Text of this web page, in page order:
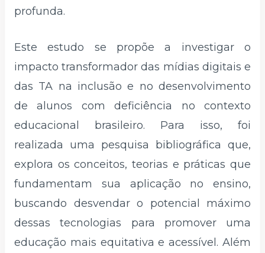
profunda.
Este estudo se propõe a investigar o
impacto transformador das mídias digitais e
das TA na inclusão e no desenvolvimento
de alunos com deficiência no contexto
educacional brasileiro. Para isso, foi
realizada uma pesquisa bibliográfica que,
explora os conceitos, teorias e práticas que
fundamentam sua aplicação no ensino,
buscando desvendar o potencial máximo
dessas tecnologias para promover uma
educação mais equitativa e acessível. Além